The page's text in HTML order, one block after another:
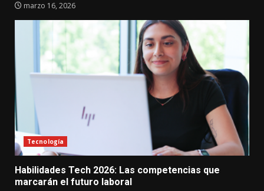
marzo 16, 2026
Tecnología
Habilidades Tech 2026: Las competencias que
marcarán el futuro laboral